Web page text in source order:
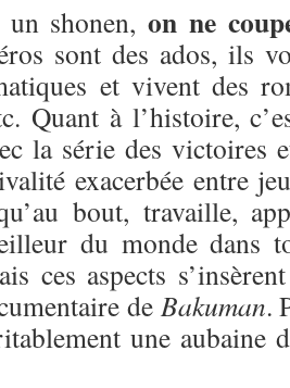
un shonen,on ne
sont des ados, ils
et vivent des
Quant à l’histoire,
la série des victoires
exacerbée entre
bout, travaille,
du monde dans
ces aspects
de Bakuman.
une aubaine